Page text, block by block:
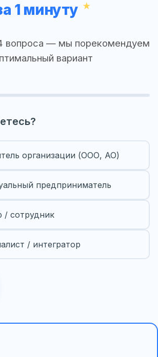
1 минуту
вопроса — мы порекомендуем
вариант
организации (ООО, АО)
предприниматель
/ сотрудник
/ интегратор